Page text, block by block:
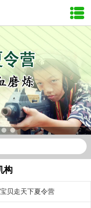
构
宝贝走天下夏令营